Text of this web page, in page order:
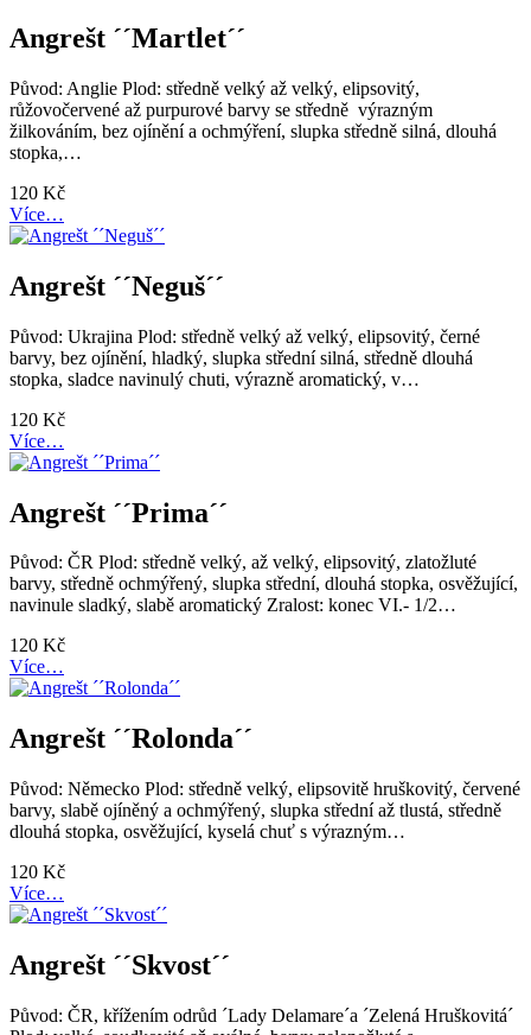
Angrešt ´´Martlet´´
Původ: Anglie Plod: středně velký až velký, elipsovitý,
růžovočervené až purpurové barvy se středně výrazným
žilkováním, bez ojínění a ochmýření, slupka středně silná, dlouhá
stopka,…
120 Kč
Více…
Angrešt ´´Neguš´´
Původ: Ukrajina Plod: středně velký až velký, elipsovitý, černé
barvy, bez ojínění, hladký, slupka střední silná, středně dlouhá
stopka, sladce navinulý chuti, výrazně aromatický, v…
120 Kč
Více…
Angrešt ´´Prima´´
Původ: ČR Plod: středně velký, až velký, elipsovitý, zlatožluté
barvy, středně ochmýřený, slupka střední, dlouhá stopka, osvěžující,
navinule sladký, slabě aromatický Zralost: konec VI.- 1/2…
120 Kč
Více…
Angrešt ´´Rolonda´´
Původ: Německo Plod: středně velký, elipsovitě hruškovitý, červené
barvy, slabě ojíněný a ochmýřený, slupka střední až tlustá, středně
dlouhá stopka, osvěžující, kyselá chuť s výrazným…
120 Kč
Více…
Angrešt ´´Skvost´´
Původ: ČR, křížením odrůd ´Lady Delamare´a ´Zelená Hruškovitá´